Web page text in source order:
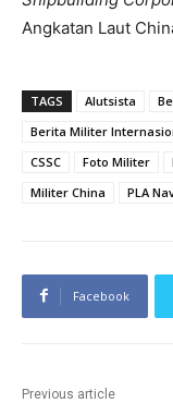
Angkatan Laut
TAGS Alutsista
Berita Militer
CSSC
Foto Militer
Militer China
PLA
Facebook
Previous article